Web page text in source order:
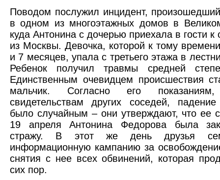
Поводом послужил инцидент,
в одном из многоэтажных домов в
куда Антонина с дочерью приехала в гости к
из Москвы. Девочка, которой к тому
и 7 месяцев, упала с третьего этажа в
Ребенок получил травмы средней
Единственным очевидцем происшествия
мальчик. Согласно его
свидетельствам других соседей,
было случайным – они утверждают, что ее
19 апреля Антонина Федорова была
стражу. В этот же день друзья
информационную кампанию за
снятия с нее всех обвинений, которая
сих пор.